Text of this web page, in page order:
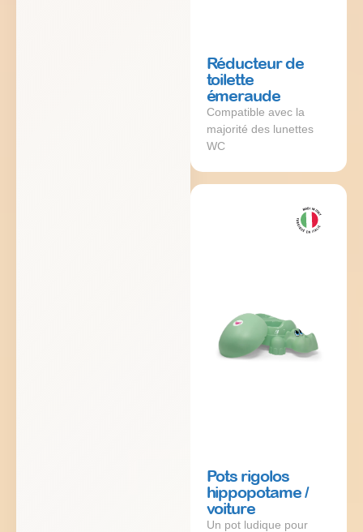
Réducteur de
toilette
émeraude
Compatible avec la
majorité des lunettes
WC
Pots rigolos
hippopotame /
voiture
Un pot ludique pour